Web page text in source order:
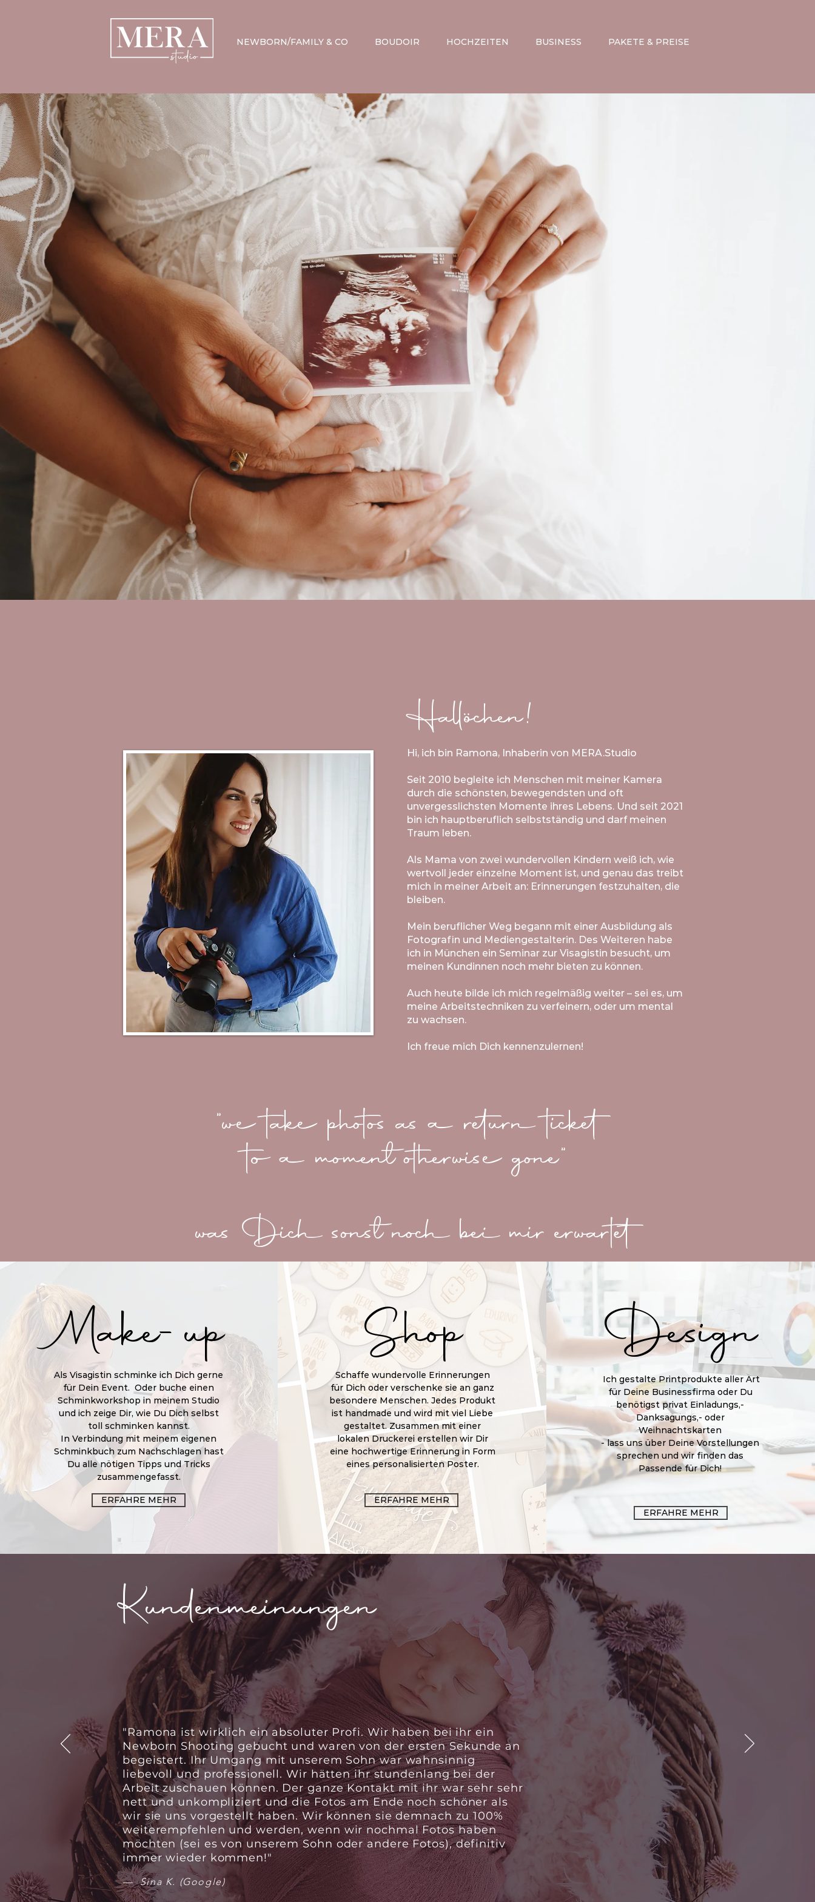
NEWBORN/FAMILY & CO BOUDOIR HOCHZEITEN BUSINESS PAKETE & PREISE
Hallöchen!
Hi, ich bin Ramona, Inhaberin von MERA.Studio
Seit 2010 begleite ich Menschen mit meiner Kamera
durch die schönsten, bewegendsten und oft
unvergesslichsten Momente ihres Lebens. Und seit 2021
bin ich hauptberuflich selbstständig und darf meinen
Traum leben.
Als Mama von zwei wundervollen Kindern weiß ich, wie
wertvoll jeder einzelne Moment ist, und genau das treibt
mich in meiner Arbeit an: Erinnerungen festzuhalten, die
bleiben.
Mein beruflicher Weg begann mit einer Ausbildung als
Fotografin und Mediengestalterin. Des Weiteren habe
ich in München ein Seminar zur Visagistin besucht, um
meinen Kundinnen noch mehr bieten zu können.
Auch heute bilde ich mich regelmäßig weiter – sei es, um
meine Arbeitstechniken zu verfeinern, oder um mental
zu wachsen.
Ich freue mich Dich kennenzulernen!
"we take photos as a return ticket
to a moment otherwise gone"
was Dich sonst noch bei mir erwartet
Make-up
Als Visagistin schminke ich Dich gerne
für Dein Event. Oder buche einen
Schminkworkshop in meinem Studio
und ich zeige Dir, wie Du Dich selbst
toll schminken kannst.
In Verbindung mit meinem eigenen
Schminkbuch zum Nachschlagen hast
Du alle nötigen Tipps und Tricks
zusammengefasst.
ERFAHRE MEHR
Shop
Schaffe wundervolle Erinnerungen
für Dich oder verschenke sie an ganz
besondere Menschen. Jedes Produkt
ist handmade und wird mit viel Liebe
gestaltet. Zusammen mit einer
lokalen Druckerei erstellen wir Dir
eine hochwertige Erinnerung in Form
eines personalisierten Poster.
ERFAHRE MEHR
Design
Ich gestalte Printprodukte aller Art
für Deine Businessfirma oder Du
benötigst privat Einladungs,-
Danksagungs,- oder
Weihnachtskarten
- lass uns über Deine Vorstellungen
sprechen und wir finden das
Passende für Dich!
ERFAHRE MEHR
Kundenmeinungen
"Ramona ist wirklich ein absoluter Profi. Wir haben bei ihr ein
Newborn Shooting gebucht und waren von der ersten Sekunde an
begeistert. Ihr Umgang mit unserem Sohn war wahnsinnig
liebevoll und professionell. Wir hätten ihr stundenlang bei der
Arbeit zuschauen können. Der ganze Kontakt mit ihr war sehr sehr
nett und unkompliziert und die Fotos am Ende noch schöner als
wir sie uns vorgestellt haben. Wir können sie demnach zu 100%
weiterempfehlen und werden, wenn wir nochmal Fotos haben
möchten (sei es von unserem Sohn oder andere Fotos), definitiv
immer wieder kommen!"
— Sina K. (Google)